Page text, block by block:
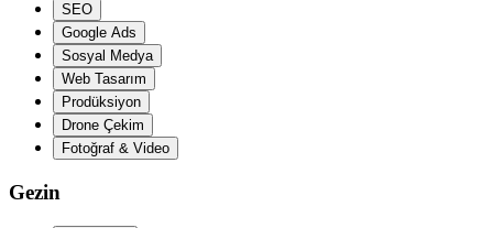
SEO
Google Ads
Sosyal Medya
Web Tasarım
Prodüksiyon
Drone Çekim
Fotoğraf & Video
Gezin